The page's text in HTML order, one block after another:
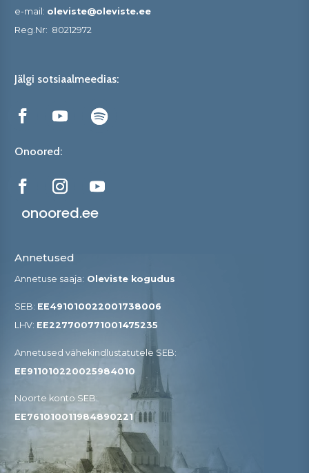
e-mail: oleviste@oleviste.ee
Reg.Nr: 80212972
Jälgi sotsiaalmeedias:
Onoored:
onoored.ee
Annetused
Annetuse saaja: Oleviste kogudus
SEB: EE491010022001738006
LHV: EE227700771001475235
Annetused vähekindlustatutele SEB​:
EE911010220025984010
Noorte konto SEB:
EE761010011984890221